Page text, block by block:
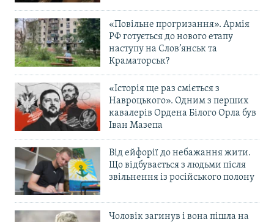
«Повільне прогризання». Армія
РФ готується до нового етапу
наступу на Слов’янськ та
Краматорськ?
«Історія ще раз сміється з
Навроцького». Одним з перших
кавалерів Ордена Білого Орла був
Іван Мазепа
Від ейфорії до небажання жити.
Що відбувається з людьми після
звільнення із російського полону
Чоловік загинув і вона пішла на